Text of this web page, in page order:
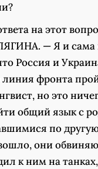
на этот
— Я и сама
Россия и
линия фронта
но это
общий язык с
по
они
к ним на